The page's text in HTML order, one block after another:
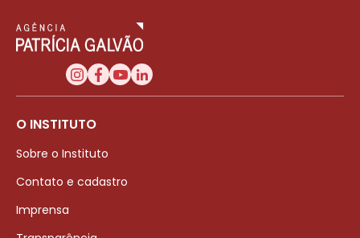
O INSTITUTO
Sobre o Instituto
Contato e cadastro
Imprensa